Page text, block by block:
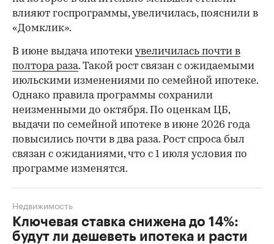
влияют госпрограммы, увеличилась, пояснили в
«Домклик».
В июне выдача ипотеки увеличилась почти в
полтора раза. Такой рост связан с ожидаемыми
июльскими изменениями по семейной ипотеке.
Однако правила программы сохранили
неизменными до октября. По оценкам ЦБ,
выдачи по семейной ипотеке в июне 2026 года
повысились почти в два раза. Рост спроса был
связан с ожиданиями, что с 1 июля условия по
программе изменятся.
Ключевая ставка снижена до 14%:
будут ли дешеветь ипотека и расти
Недвижимость